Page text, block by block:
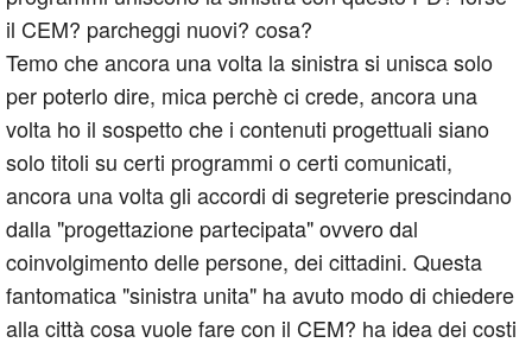
il CEM? parcheggi nuovi? cosa?
Temo che ancora una volta la sinistra si unisca solo
per poterlo dire, mica perchè ci crede, ancora una
volta ho il sospetto che i contenuti progettuali siano
solo titoli su certi programmi o certi comunicati,
ancora una volta gli accordi di segreterie prescindano
dalla "progettazione partecipata" ovvero dal
coinvolgimento delle persone, dei cittadini. Questa
fantomatica "sinistra unita" ha avuto modo di chiedere
alla città cosa vuole fare con il CEM? ha idea dei costi